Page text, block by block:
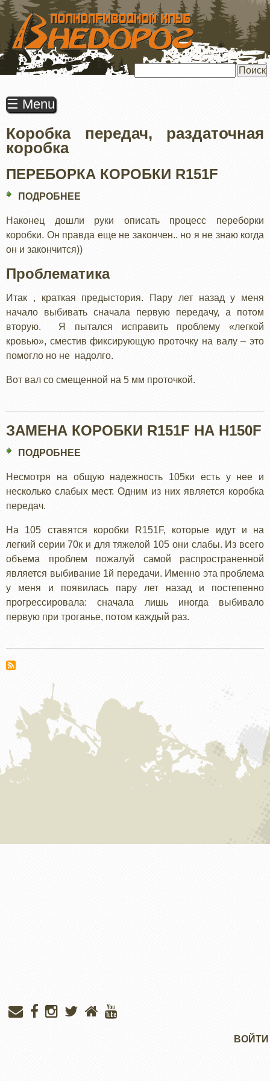
ПЕРЕЙТИ
ОСНОВНОМУ
СОДЕРЖАНИЮ
☰ Menu
Коробка передач, раздаточная
коробка
ПЕРЕБОРКА КОРОБКИ R151F
ПОДРОБНЕЕ
КОРОБКИ
R151F
Наконец дошли руки описать процесс переборки
коробки. Он правда еще не закончен.. но я не знаю когда
он и закончится))
Проблематика
Итак , краткая предыстория. Пару лет назад у меня
начало выбивать сначала первую передачу, а потом
вторую. Я пытался исправить проблему «легкой
кровью», сместив фиксирующую проточку на валу – это
помогло но не надолго.
Вот вал со смещенной на 5 мм проточкой.
ЗАМЕНА КОРОБКИ R151F НА H150F
ПОДРОБНЕЕ
КОРОБКИ
R151F
Несмотря на общую надежность 105ки есть у нее и
несколько слабых мест. Одним из них является коробка
передач.
На 105 ставятся коробки R151F, которые идут и на
легкий серии 70к и для тяжелой 105 они слабы. Из всего
объема проблем пожалуй самой распространенной
является выбивание 1й передачи. Именно эта проблема
у меня и появилась пару лет назад и постепенно
прогрессировала: сначала лишь иногда выбивало
первую при троганье, потом каждый раз.
ВОЙТИ